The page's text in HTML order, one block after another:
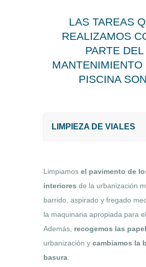
LAS TAREAS
REALIZAMOS
PARTE DEL
MANTENIMIENTO
PISCINA
LIMPIEZA DE VIALES
Limpiamos el pavimento de
interiores de la urbanización
barrido, aspirado y fregado
la maquinaria apropiada para
Además, recogemos las
urbanización y cambiamos la
basura